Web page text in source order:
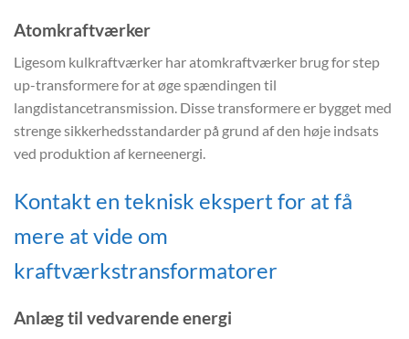
Atomkraftværker
Ligesom kulkraftværker har atomkraftværker brug for step
up-transformere for at øge spændingen til
langdistancetransmission. Disse transformere er bygget med
strenge sikkerhedsstandarder på grund af den høje indsats
ved produktion af kerneenergi.
Kontakt en teknisk ekspert for at få
mere at vide om
kraftværkstransformatorer
Anlæg til vedvarende energi